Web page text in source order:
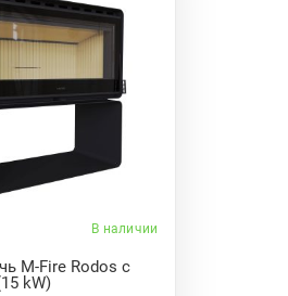
В наличии
M-Fire Rodos с
kW)